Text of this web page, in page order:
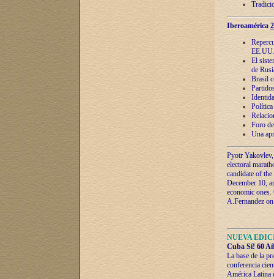
Iberoamérica
EE.UU.
El
de
Brasil
Política
Foro
Una
Pyotr
electoral
candidate of
December 10,
economic
A.Fernandez
NUEVA
Cuba Sí! 60
La base de la
conferencia
América Latina